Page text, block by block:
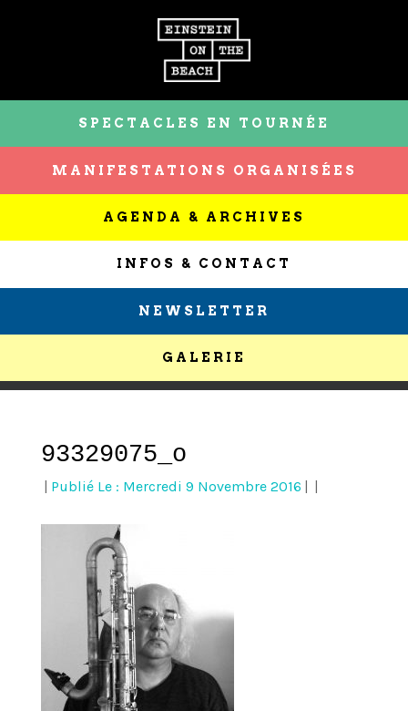
SPECTACLES EN TOURNÉE
MANIFESTATIONS ORGANISÉES
AGENDA & ARCHIVES
INFOS & CONTACT
NEWSLETTER
GALERIE
93329075_o
Publié Le : Mercredi 9 Novembre 2016